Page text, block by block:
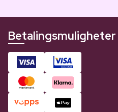
Betalingsmuligheter